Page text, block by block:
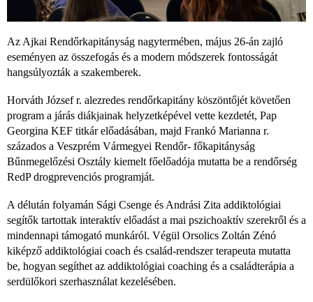
Az Ajkai Rendőrkapitányság nagytermében, május 26-án zajló
eseményen az összefogás és a modern módszerek fontosságát
hangsúlyozták a szakemberek.
Horváth József r. alezredes rendőrkapitány köszöntőjét követően
program a járás diákjainak helyzetképével vette kezdetét, Pap
Georgina KEF titkár előadásában, majd Frankó Marianna r.
százados a Veszprém Vármegyei Rendőr- főkapitányság
Bűnmegelőzési Osztály kiemelt főelőadója mutatta be a rendőrség
RedP drogprevenciós programját.
A délután folyamán Sági Csenge és Andrási Zita addiktológiai
segítők tartottak interaktív előadást a mai pszichoaktív szerekről és a
mindennapi támogató munkáról. Végül Orsolics Zoltán Zénó
kiképző addiktológiai coach és család-rendszer terapeuta mutatta
be, hogyan segíthet az addiktológiai coaching és a családterápia a
serdülőkori szerhasználat kezelésében.